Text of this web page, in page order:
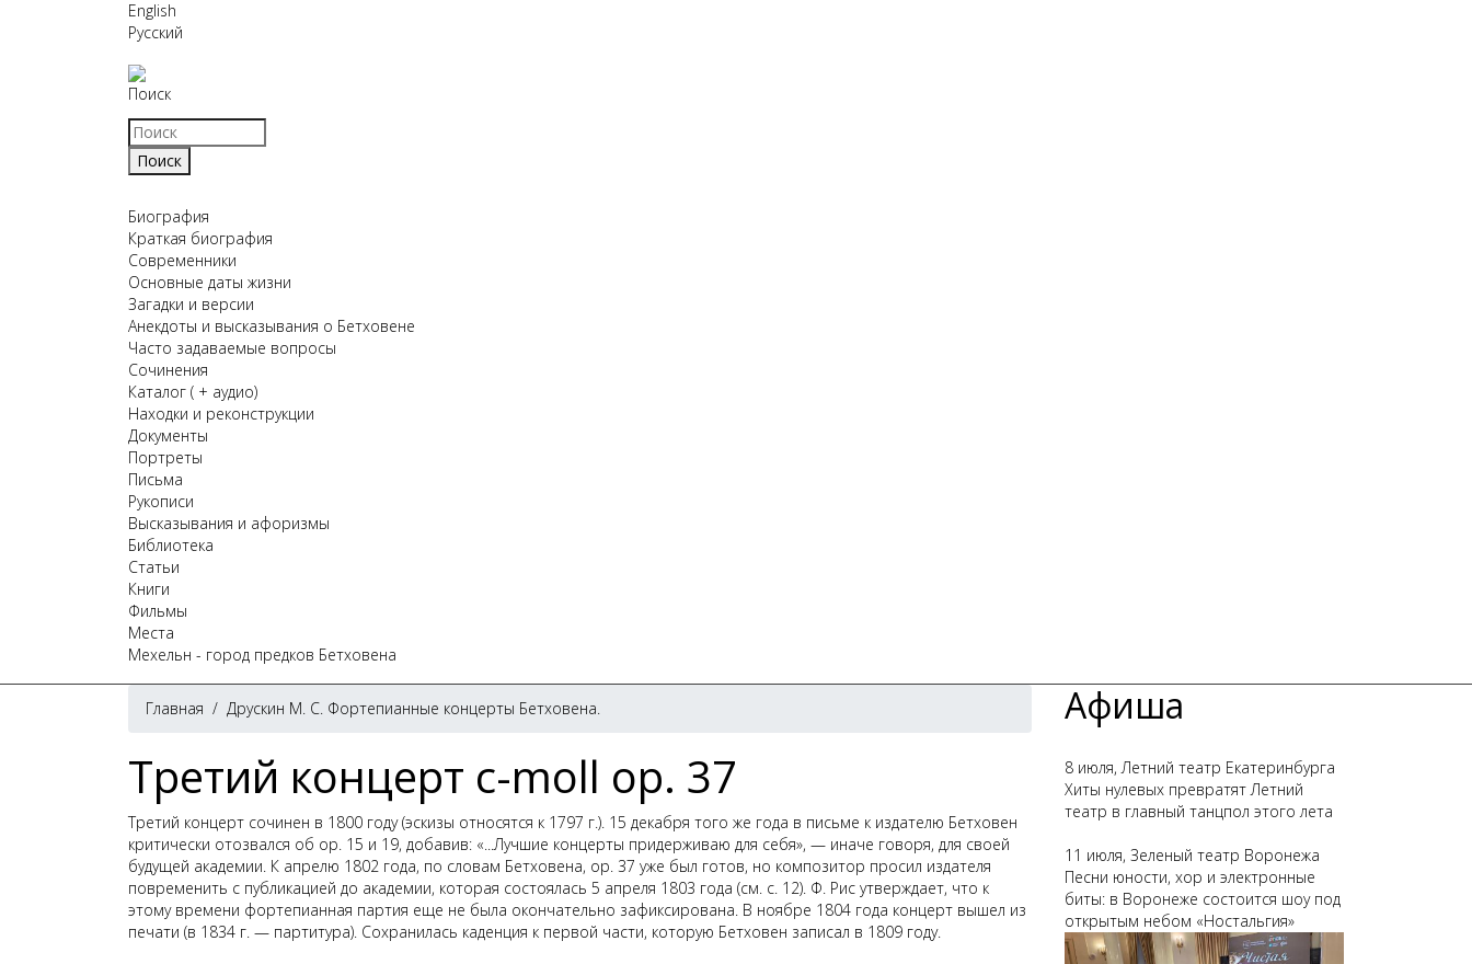
English
Русский
Поиск
Биография
Краткая биография
Современники
Основные даты жизни
Загадки и версии
Анекдоты и высказывания о Бетховене
Часто задаваемые вопросы
Сочинения
Каталог ( + аудио)
Находки и реконструкции
Документы
Портреты
Письма
Рукописи
Высказывания и афоризмы
Библиотека
Статьи
Книги
Фильмы
Места
Мехельн - город предков Бетховена
Главная / Друскин М. С. Фортепианные концерты Бетховена.
Третий концерт c-moll op. 37
Третий концерт сочинен в 1800 году (эскизы относятся к 1797 г.). 15 декабря того же года в письме к издателю Бетховен
критически отозвался об ор. 15 и 19, добавив: «...Лучшие концерты придерживаю для себя», — иначе говоря, для своей
будущей академии. К апрелю 1802 года, по словам Бетховена, ор. 37 уже был готов, но композитор просил издателя
повременить с публикацией до академии, которая состоялась 5 апреля 1803 года (см. с. 12). Ф. Рис утверждает, что к
этому времени фортепианная партия еще не была окончательно зафиксирована. В ноябре 1804 года концерт вышел из
печати (в 1834 г. — партитура). Сохранилась каденция к первой части, которую Бетховен записал в 1809 году.
Афиша
8 июля, Летний театр Екатеринбурга
Хиты нулевых превратят Летний
театр в главный танцпол этого лета
11 июля, Зеленый театр Воронежа
Песни юности, хор и электронные
биты: в Воронеже состоится шоу под
открытым небом «Ностальгия»